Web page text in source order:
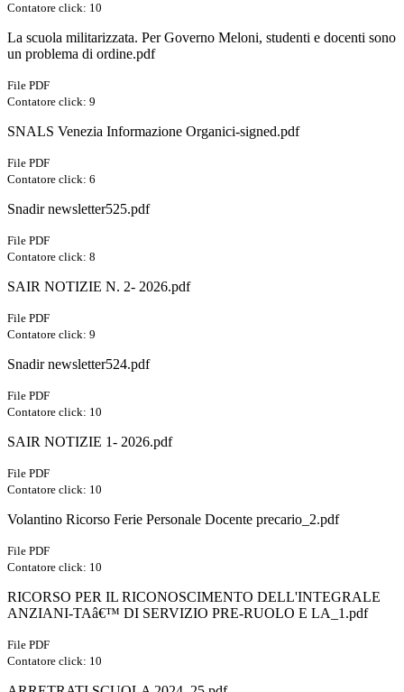
Contatore click: 10
La scuola militarizzata. Per Governo Meloni, studenti e docenti sono
un problema di ordine.pdf
File PDF
Contatore click: 9
SNALS Venezia Informazione Organici-signed.pdf
File PDF
Contatore click: 6
Snadir newsletter525.pdf
File PDF
Contatore click: 8
SAIR NOTIZIE N. 2- 2026.pdf
File PDF
Contatore click: 9
Snadir newsletter524.pdf
File PDF
Contatore click: 10
SAIR NOTIZIE 1- 2026.pdf
File PDF
Contatore click: 10
Volantino Ricorso Ferie Personale Docente precario_2.pdf
File PDF
Contatore click: 10
RICORSO PER IL RICONOSCIMENTO DELL'INTEGRALE
ANZIANI-TAâ€™ DI SERVIZIO PRE-RUOLO E LA_1.pdf
File PDF
Contatore click: 10